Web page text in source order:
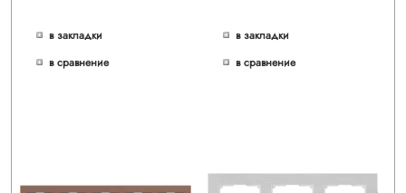
в закладки
в сравнение
в закладки
в сравнение